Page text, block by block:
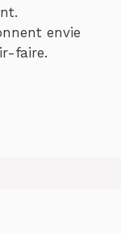
envie
faire.